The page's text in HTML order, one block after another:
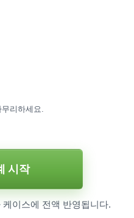
리하세요.
시작
케이스에 전액 반영됩니다.